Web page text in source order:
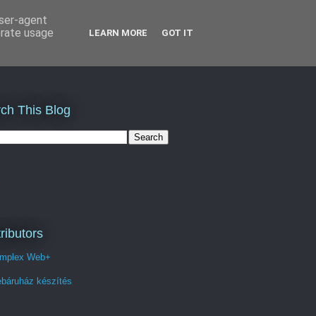
This Blog
Web+
készítés
agent
usage
LEARN MORE GOT IT